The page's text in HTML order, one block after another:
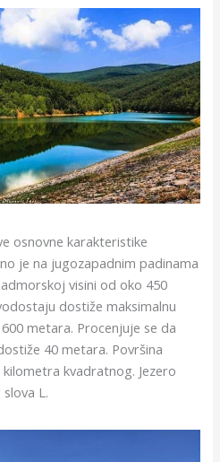
osnovne karakteristike
je na jugozapadnim padinama
visini od oko 450
dostiže maksimalnu
metara. Procenjuje se da
40 metara. Površina
kvadratnog. Jezero
L.